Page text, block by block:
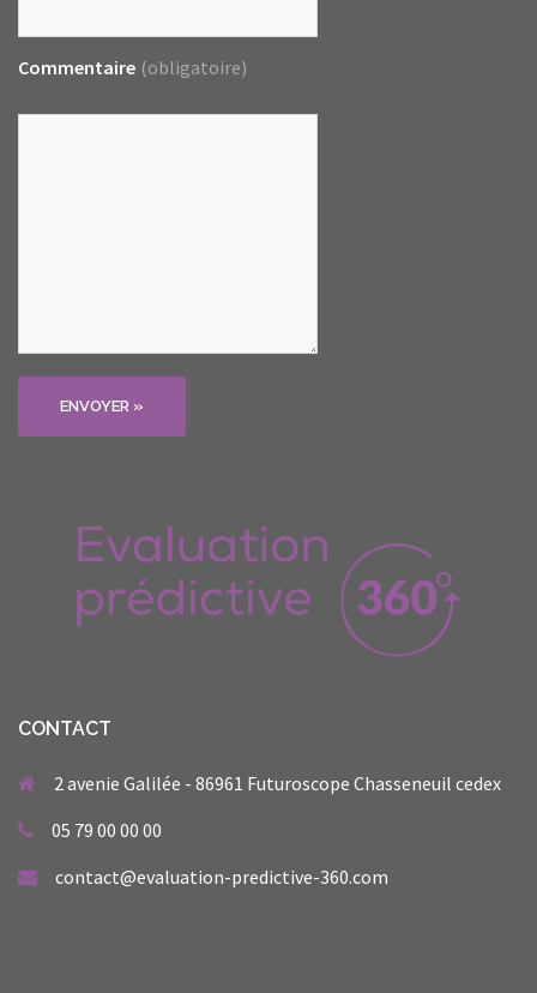
Commentaire (obligatoire)
CONTACT
2 avenie Galilée - 86961 Futuroscope Chasseneuil cedex
05 79 00 00 00
contact@evaluation-predictive-360.com